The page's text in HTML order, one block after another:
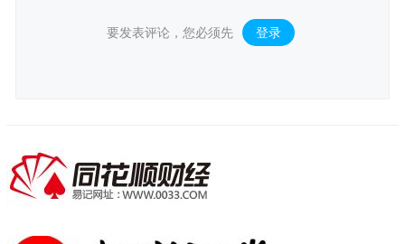
要发表评论，您必须先 登录 。